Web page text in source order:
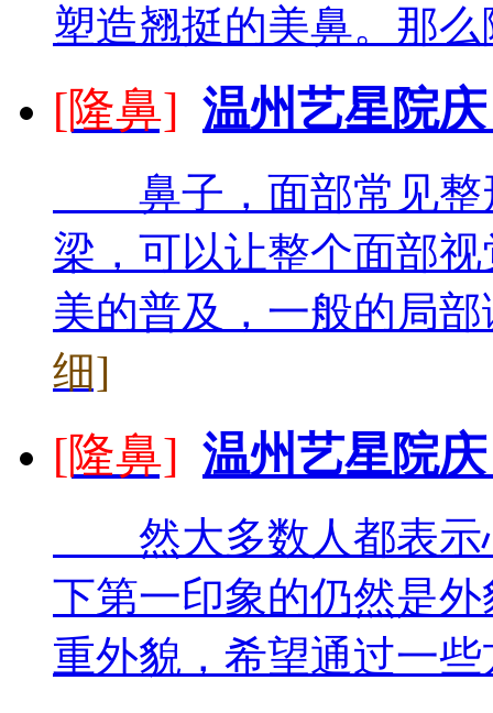
塑造翘挺的美鼻。那
[隆鼻] 温州艺星院
鼻子，面部常见整
梁，可以让整个面部
美的普及，一般的局
细]
[隆鼻] 温州艺星院
然大多数人都表示
下第一印象的仍然是
重外貌，希望通过一